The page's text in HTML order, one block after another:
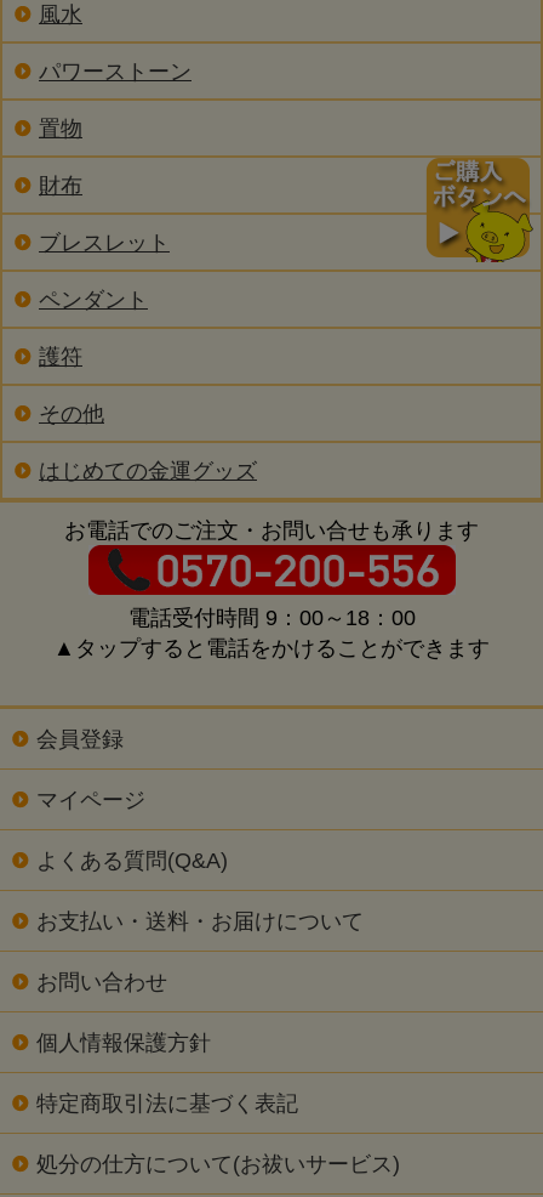
風水
パワーストーン
置物
財布
ブレスレット
ペンダント
護符
その他
はじめての金運グッズ
お電話でのご注文・お問い合せも承ります
電話受付時間 9：00～18：00
▲タップすると電話をかけることができます
会員登録
マイページ
よくある質問(Q&A)
お支払い・送料・お届けについて
お問い合わせ
個人情報保護方針
特定商取引法に基づく表記
処分の仕方について(お祓いサービス)